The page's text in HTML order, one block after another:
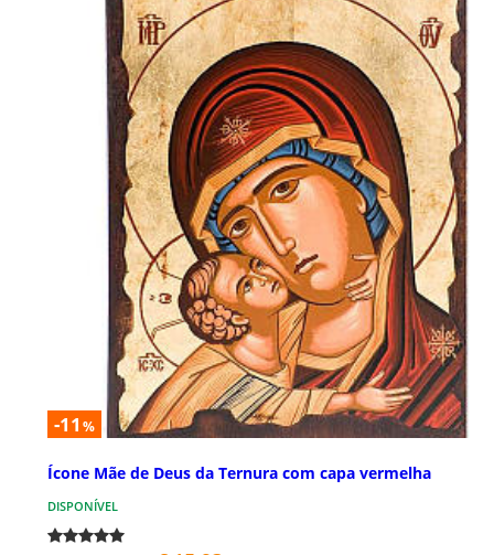
-11 %
Ícone Mãe de Deus da Ternura com capa vermelha
DISPONÍVEL